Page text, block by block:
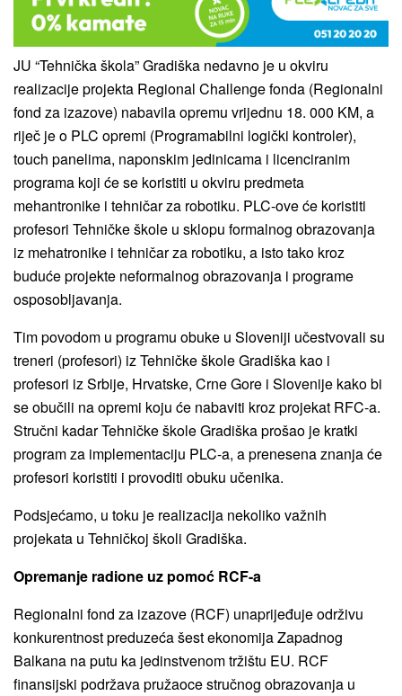
JU “Tehnička škola” Gradiška nedavno je u okviru
realizacije projekta Regional Challenge fonda (Regionalni
fond za izazove) nabavila opremu vrijednu 18. 000 KM, a
riječ je o PLC opremi (Programabilni logički kontroler),
touch panelima, naponskim jedinicama i licenciranim
programa koji će se koristiti u okviru predmeta
mehantronike i tehničar za robotiku. PLC-ove će koristiti
profesori Tehničke škole u sklopu formalnog obrazovanja
iz mehatronike i tehničar za robotiku, a isto tako kroz
buduće projekte neformalnog obrazovanja i programe
osposobljavanja.
Tim povodom u programu obuke u Sloveniji učestvovali su
treneri (profesori) iz Tehničke škole Gradiška kao i
profesori iz Srbije, Hrvatske, Crne Gore i Slovenije kako bi
se obučili na opremi koju će nabaviti kroz projekat RFC-a.
Stručni kadar Tehničke škole Gradiška prošao je kratki
program za implementaciju PLC-a, a prenesena znanja će
profesori koristiti i provoditi obuku učenika.
Podsjećamo, u toku je realizacija nekoliko važnih
projekata u Tehničkoj školi Gradiška.
Opremanje radione uz pomoć RCF-a
Regionalni fond za izazove (RCF) unaprijeđuje održivu
konkurentnost preduzeća šest ekonomija Zapadnog
Balkana na putu ka jedinstvenom tržištu EU. RCF
finansijski podržava pružaoce stručnog obrazovanja u